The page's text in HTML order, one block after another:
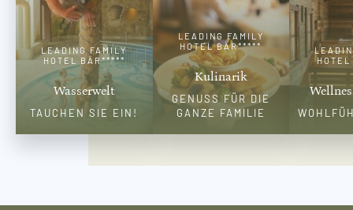
LEADING FAMILY
HOTEL BÄR*****
Wasserwelt
TAUCHEN SIE EIN!
LEADING FAMILY
HOTEL BÄR*****
Kulinarik
GENUSS FÜR DIE
GANZE FAMILIE